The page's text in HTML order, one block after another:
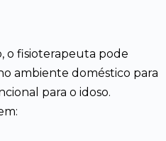
o fisioterapeuta pode
ambiente doméstico para
para o idoso.